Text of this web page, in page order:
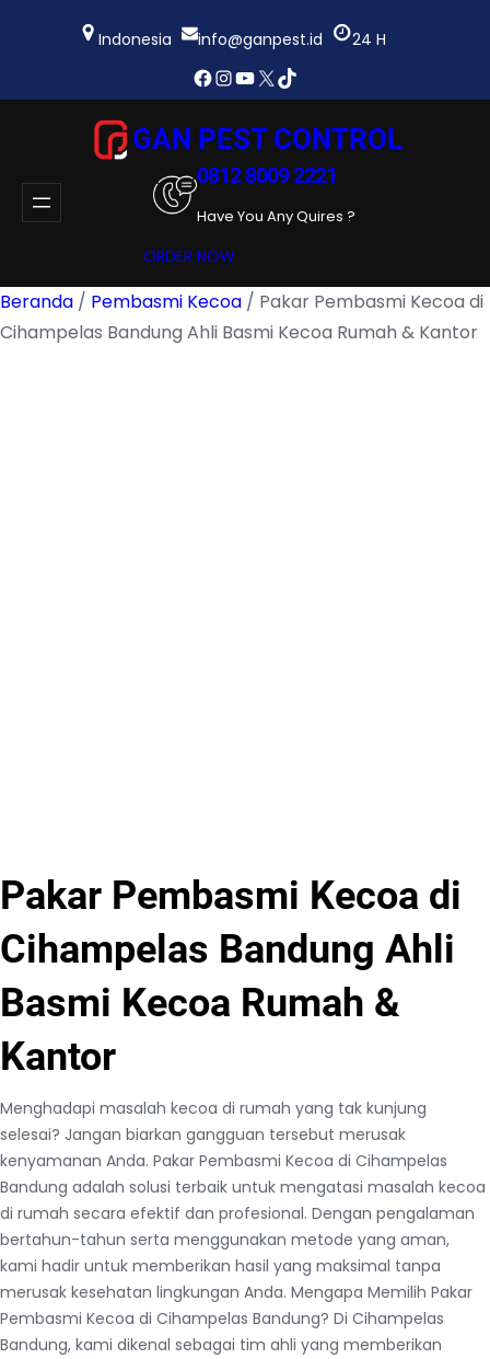
Indonesia info@ganpest.id 24 H
Facebook
Instagram
YouTube
X TikTok
GAN PEST CONTROL
0812 8009 2221
Have You Any Quires ?
ORDER NOW
Beranda / Pembasmi Kecoa / Pakar Pembasmi Kecoa di
Cihampelas Bandung Ahli Basmi Kecoa Rumah & Kantor
Pakar Pembasmi Kecoa di
Cihampelas Bandung Ahli
Basmi Kecoa Rumah &
Kantor
Menghadapi masalah kecoa di rumah yang tak kunjung
selesai? Jangan biarkan gangguan tersebut merusak
kenyamanan Anda. Pakar Pembasmi Kecoa di Cihampelas
Bandung adalah solusi terbaik untuk mengatasi masalah kecoa
di rumah secara efektif dan profesional. Dengan pengalaman
bertahun-tahun serta menggunakan metode yang aman,
kami hadir untuk memberikan hasil yang maksimal tanpa
merusak kesehatan lingkungan Anda. Mengapa Memilih Pakar
Pembasmi Kecoa di Cihampelas Bandung? Di Cihampelas
Bandung, kami dikenal sebagai tim ahli yang memberikan